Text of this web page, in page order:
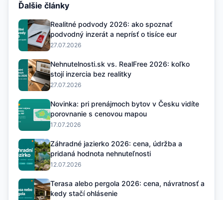
Ďalšie články
Realitné podvody 2026: ako spoznať
podvodný inzerát a neprísť o tisíce eur
27.07.2026
Nehnutelnosti.sk vs. RealFree 2026: koľko
stojí inzercia bez realitky
27.07.2026
Novinka: pri prenájmoch bytov v Česku vidíte
porovnanie s cenovou mapou
17.07.2026
Záhradné jazierko 2026: cena, údržba a
pridaná hodnota nehnuteľnosti
12.07.2026
Terasa alebo pergola 2026: cena, návratnosť a
kedy stačí ohlásenie